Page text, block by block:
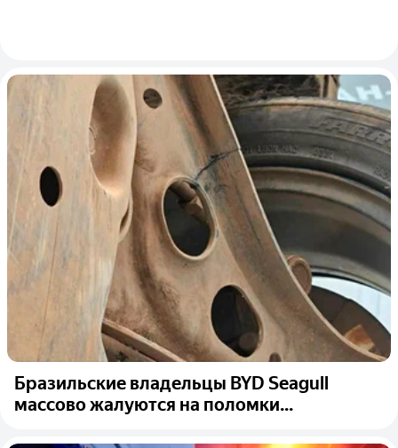
Бразильские владельцы BYD Seagull
массово жалуются на поломки...